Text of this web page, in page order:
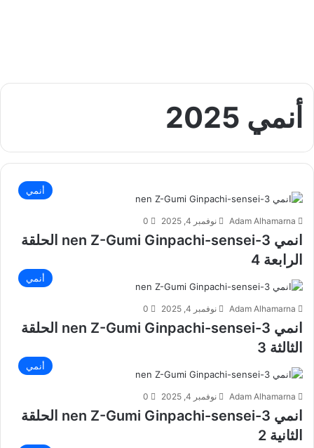
أنمي 2025
أنمي
Adam Alhamarna نوفمبر 4, 2025 0
انمي 3-nen Z-Gumi Ginpachi-sensei الحلقة
الرابعة 4
أنمي
Adam Alhamarna نوفمبر 4, 2025 0
انمي 3-nen Z-Gumi Ginpachi-sensei الحلقة
الثالثة 3
أنمي
Adam Alhamarna نوفمبر 4, 2025 0
انمي 3-nen Z-Gumi Ginpachi-sensei الحلقة
الثانية 2